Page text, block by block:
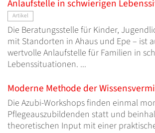
Anlaufstelle in schwierigen
Artikel
Die Beratungsstelle für Kinder,
mit Standorten in Ahaus und Epe – ist
wertvolle Anlaufstelle für Familien in
Lebenssituationen. ...
Moderne Methode der
Die Azubi-Workshops finden einmal
Pflegeauszubildenden statt und
theoretischen Input mit einer